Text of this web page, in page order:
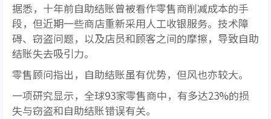
据悉，十年前自助结账曾被看作零售商削减成本的手
段，但近期一些商店重新采用人工收银服务。技术障
碍、窃盗问题，以及店员和顾客之间的摩擦，导致自助
结账失去吸引力。
零售顾问指出，自助结账虽有优势，但风也亦较大。
一项研究显示，全球93家零售商中，有多达23%的损
失与窃盗和自助结账错误有关。